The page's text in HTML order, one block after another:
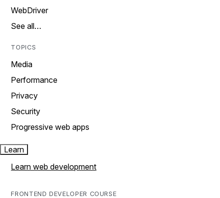
WebDriver
See all…
TOPICS
Media
Performance
Privacy
Security
Progressive web apps
Learn
Learn web development
FRONTEND DEVELOPER COURSE